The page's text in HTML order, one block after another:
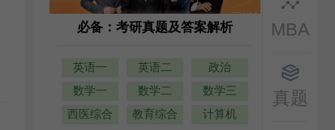
MBA
真题
必备：考研真题及答案解析
英语一 英语二
政治
数学一
数学二
数学三
西医综合
教育综合 计算机